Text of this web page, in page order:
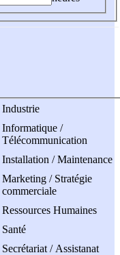
Industrie
Informatique /
Télécommunication
Installation / Maintenance
Marketing / Stratégie
commerciale
Ressources Humaines
Santé
Secrétariat / Assistanat